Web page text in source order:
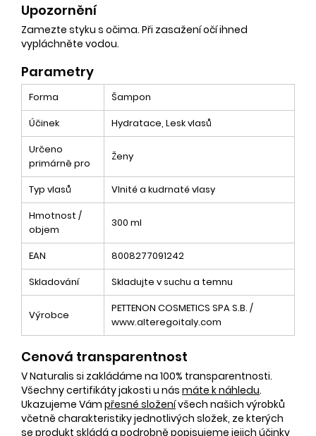
Upozornění
Zamezte styku s očima. Při zasažení očí ihned
vypláchněte vodou.
Parametry
Forma
Šampon
Účinek
Hydratace, Lesk vlasů
Určeno
primárně pro
Ženy
Typ vlasů
Vlnité a kudrnaté vlasy
Hmotnost /
objem
300 ml
EAN
8008277091242
Skladování
Skladujte v suchu a temnu
Výrobce
PETTENON COSMETICS SPA S.B. /
www.alteregoitaly.com
Cenová transparentnost
V Naturalis si zakládáme na 100% transparentnosti.
Všechny certifikáty jakosti u nás máte k náhledu.
Ukazujeme Vám přesné složenívšech našich výrobků
včetně charakteristiky jednotlivých složek, ze kterých
se produkt skládá a podrobně popisujeme jejich účinky